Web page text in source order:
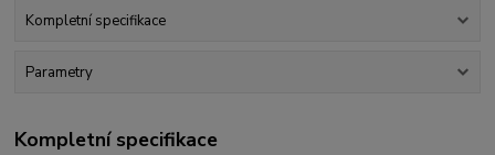
Kompletní specifikace
Parametry
Kompletní specifikace